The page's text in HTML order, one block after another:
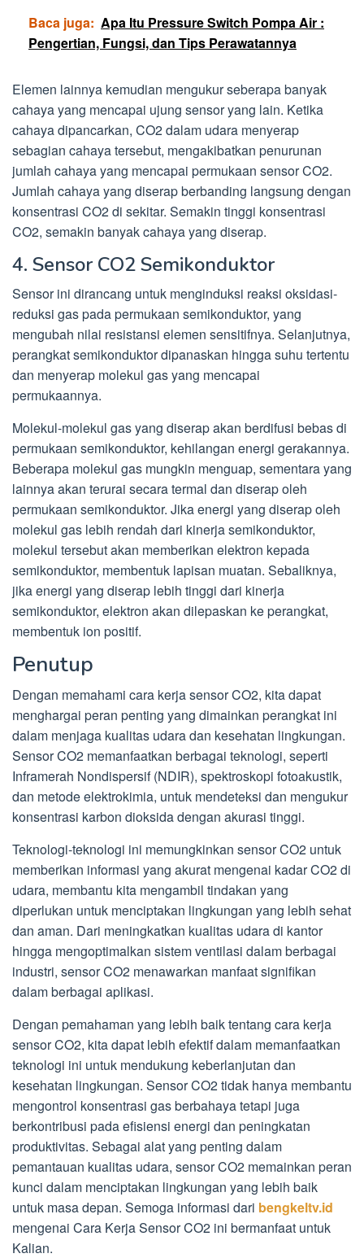
Baca juga: Apa Itu Pressure Switch Pompa Air :
Pengertian, Fungsi, dan Tips Perawatannya
Elemen lainnya kemudian mengukur seberapa banyak
cahaya yang mencapai ujung sensor yang lain. Ketika
cahaya dipancarkan, CO2 dalam udara menyerap
sebagian cahaya tersebut, mengakibatkan penurunan
jumlah cahaya yang mencapai permukaan sensor CO2.
Jumlah cahaya yang diserap berbanding langsung dengan
konsentrasi CO2 di sekitar. Semakin tinggi konsentrasi
CO2, semakin banyak cahaya yang diserap.
4. Sensor CO2 Semikonduktor
Sensor ini dirancang untuk menginduksi reaksi oksidasi-
reduksi gas pada permukaan semikonduktor, yang
mengubah nilai resistansi elemen sensitifnya. Selanjutnya,
perangkat semikonduktor dipanaskan hingga suhu tertentu
dan menyerap molekul gas yang mencapai
permukaannya.
Molekul-molekul gas yang diserap akan berdifusi bebas di
permukaan semikonduktor, kehilangan energi gerakannya.
Beberapa molekul gas mungkin menguap, sementara yang
lainnya akan terurai secara termal dan diserap oleh
permukaan semikonduktor. Jika energi yang diserap oleh
molekul gas lebih rendah dari kinerja semikonduktor,
molekul tersebut akan memberikan elektron kepada
semikonduktor, membentuk lapisan muatan. Sebaliknya,
jika energi yang diserap lebih tinggi dari kinerja
semikonduktor, elektron akan dilepaskan ke perangkat,
membentuk ion positif.
Penutup
Dengan memahami cara kerja sensor CO2, kita dapat
menghargai peran penting yang dimainkan perangkat ini
dalam menjaga kualitas udara dan kesehatan lingkungan.
Sensor CO2 memanfaatkan berbagai teknologi, seperti
Inframerah Nondispersif (NDIR), spektroskopi fotoakustik,
dan metode elektrokimia, untuk mendeteksi dan mengukur
konsentrasi karbon dioksida dengan akurasi tinggi.
Teknologi-teknologi ini memungkinkan sensor CO2 untuk
memberikan informasi yang akurat mengenai kadar CO2 di
udara, membantu kita mengambil tindakan yang
diperlukan untuk menciptakan lingkungan yang lebih sehat
dan aman. Dari meningkatkan kualitas udara di kantor
hingga mengoptimalkan sistem ventilasi dalam berbagai
industri, sensor CO2 menawarkan manfaat signifikan
dalam berbagai aplikasi.
Dengan pemahaman yang lebih baik tentang cara kerja
sensor CO2, kita dapat lebih efektif dalam memanfaatkan
teknologi ini untuk mendukung keberlanjutan dan
kesehatan lingkungan. Sensor CO2 tidak hanya membantu
mengontrol konsentrasi gas berbahaya tetapi juga
berkontribusi pada efisiensi energi dan peningkatan
produktivitas. Sebagai alat yang penting dalam
pemantauan kualitas udara, sensor CO2 memainkan peran
kunci dalam menciptakan lingkungan yang lebih baik
untuk masa depan. Semoga informasi dari bengkeltv.id
mengenai Cara Kerja Sensor CO2 ini bermanfaat untuk
Kalian.